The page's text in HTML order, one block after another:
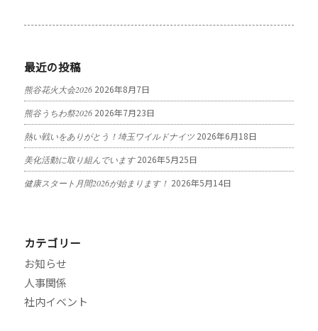
最近の投稿
熊谷花火大会2026 2026年8月7日
熊谷うちわ祭2026 2026年7月23日
熱い戦いをありがとう！埼玉ワイルドナイツ 2026年6月18日
美化活動に取り組んでいます 2026年5月25日
健康スタート月間2026が始まります！ 2026年5月14日
カテゴリー
お知らせ
人事関係
社内イベント